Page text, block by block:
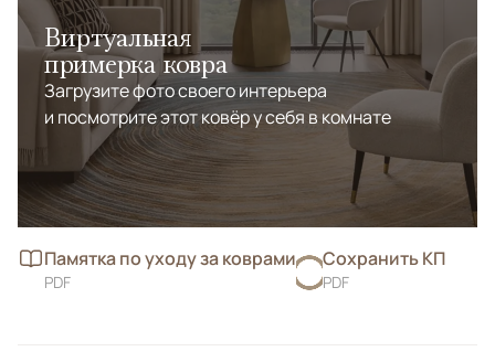
Виртуальная
примерка ковра
Загрузите фото своего интерьера
и посмотрите этот ковёр у себя в комнате
Памятка по уходу за коврами
PDF
Сохранить КП
PDF